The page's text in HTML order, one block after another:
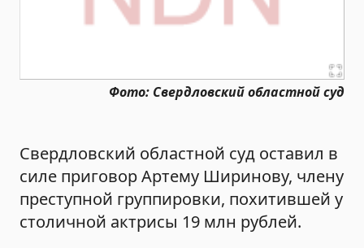
Фото: Свердловский областной суд
Свердловский областной суд оставил в
силе приговор Артему Ширинову, члену
преступной группировки, похитившей у
столичной актрисы 19 млн рублей.